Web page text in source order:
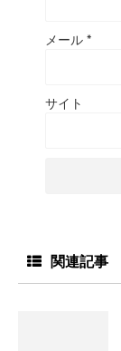
メール *
サイト
関連記事